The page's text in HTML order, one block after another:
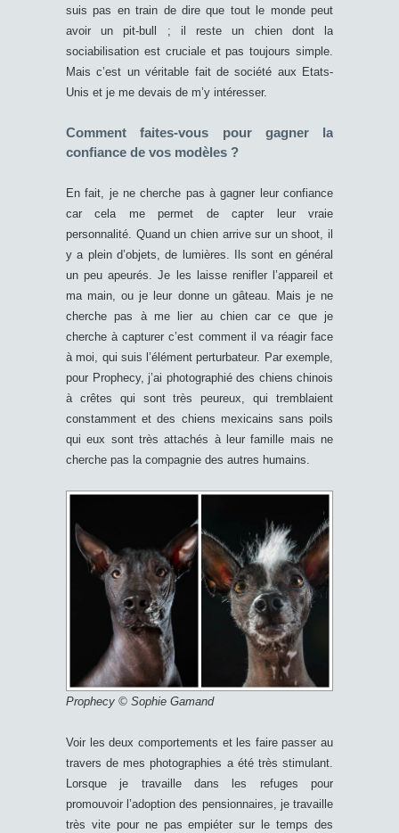
suis pas en train de dire que tout le monde peut
avoir un pit-bull ; il reste un chien dont la
sociabilisation est cruciale et pas toujours simple.
Mais c’est un véritable fait de société aux Etats-
Unis et je me devais de m’y intéresser.
Comment faites-vous pour gagner la
confiance de vos modèles ?
En fait, je ne cherche pas à gagner leur confiance
car cela me permet de capter leur vraie
personnalité. Quand un chien arrive sur un shoot, il
y a plein d’objets, de lumières. Ils sont en général
un peu apeurés. Je les laisse renifler l’appareil et
ma main, ou je leur donne un gâteau. Mais je ne
cherche pas à me lier au chien car ce que je
cherche à capturer c’est comment il va réagir face
à moi, qui suis l’élément perturbateur. Par exemple,
pour Prophecy, j’ai photographié des chiens chinois
à crêtes qui sont très peureux, qui tremblaient
constamment et des chiens mexicains sans poils
qui eux sont très attachés à leur famille mais ne
cherche pas la compagnie des autres humains.
Prophecy © Sophie Gamand
Voir les deux comportements et les faire passer au
travers de mes photographies a été très stimulant.
Lorsque je travaille dans les refuges pour
promouvoir l’adoption des pensionnaires, je travaille
très vite pour ne pas empiéter sur le temps des